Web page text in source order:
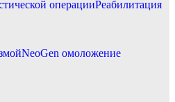
Реабилитация
NeoGen омоложение